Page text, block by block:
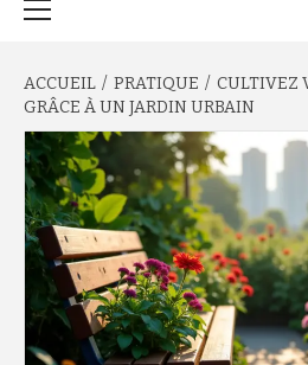
ACCUEIL PRATIQUE
CULTIVEZ
GRÂCE À UN JARDIN URBAIN